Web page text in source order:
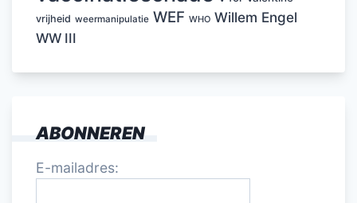
vrijheid weermanipulatie WEF WHO Willem Engel
WW III
ABONNEREN
E-mailadres: